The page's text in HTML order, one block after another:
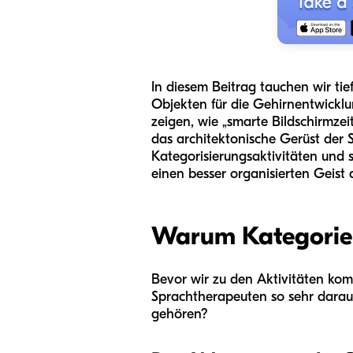
In diesem Beitrag tauchen wir
Objekten für die
zeigen, wie „smarte
das architektonische Gerüst der
Kategorisierungsaktivitäten und
einen besser organisierten Geist
Warum
Bevor wir zu den Aktivitäten
Sprachtherapeuten so sehr
gehören?